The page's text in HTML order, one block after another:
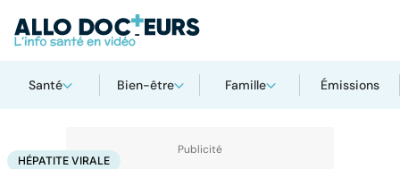
Santé Bien-être Famille Émissions
AccueilSantéMaladies Hépatite virale
HÉPATITE VIRALE